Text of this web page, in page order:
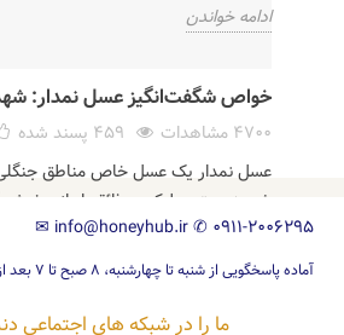
ادامه خواندن
خواص شگفت‌انگیز عسل نمدار:
4700 مشاهدات 459 پسند شده
عسل نمدار یک عسل خاص مناطق
شیرینی متوسط که به ذائقه ایرانی خوش
جالبی برای...
ادامه خواندن
0911-2006295
✆
info@honeyhub.ir
✉
آماده پاسخگویی از شنبه تا چهارشنبه، ۸ صبح تا ۷ بعد از ظهر
ما را در شبکه های اجتماعی